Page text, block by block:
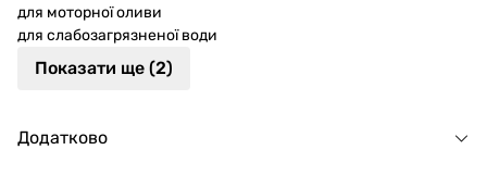
для моторної оливи
для слабозагрязненої води
Показати ще (2)
Додатково